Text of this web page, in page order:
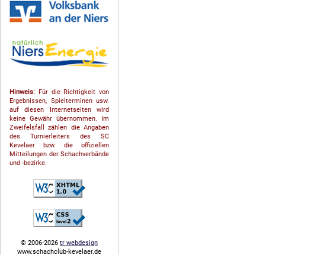
Hinweis: Für die Richtigkeit von
Ergebnissen, Spielterminen usw.
auf diesen Internetseiten wird
keine Gewähr übernommen. Im
Zweifelsfall zählen die Angaben
des Turnierleiters des SC
Kevelaer bzw. die offiziellen
Mitteilungen der Schach­ver­bände
und -bezirke.
© 2006-2026 tr webdesign
www.schachclub-kevelaer.de